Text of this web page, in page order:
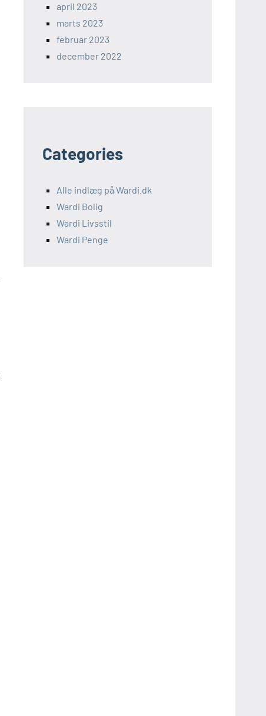
april 2023
marts 2023
februar 2023
december 2022
Categories
Alle indlæg på Wardi.dk
Wardi Bolig
Wardi Livsstil
Wardi Penge